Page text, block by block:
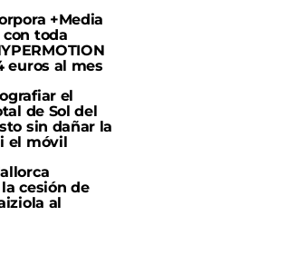
+Media
toda
euros al mes
el
de Sol del
sin dañar la
el móvil
cesión de
al